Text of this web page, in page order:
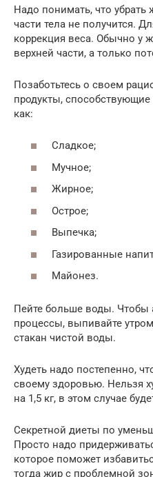
Надо понимать, что убрать
части тела не получится.
коррекция веса. Обычно у
верхней части, а только
Позаботьтесь о своем
продукты,
как:
Сладкое;
Мучное;
Жирное;
Острое;
Выпечка;
Газированные
Майонез.
Пейте больше воды. Чтобы
процессы, выпивайте
стакан чистой воды.
Худеть надо постепенно,
своему здоровью. Нельзя
на 1,5 кг, в этом случае
Секретной диеты по
Просто надо
которое поможет
тогда жир с проблемной